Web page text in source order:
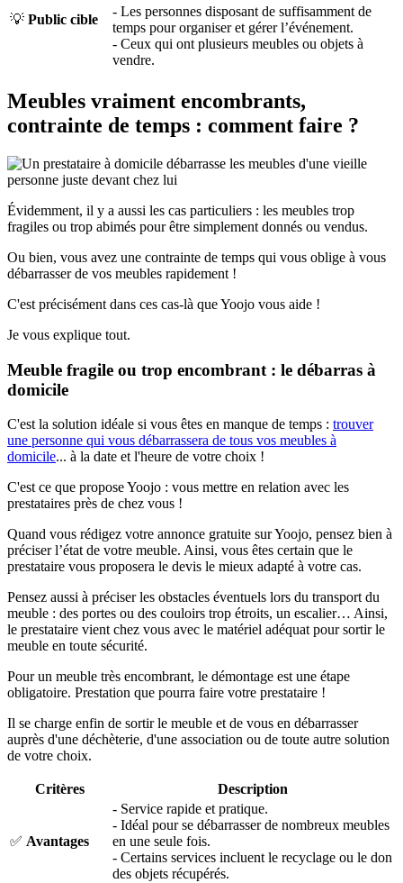
💡 Public cible
- Les personnes disposant de suffisamment de
temps pour organiser et gérer l’événement.
- Ceux qui ont plusieurs meubles ou objets à
vendre.
Meubles vraiment encombrants,
contrainte de temps : comment faire ?
Évidemment, il y a aussi les cas particuliers : les meubles trop
fragiles ou trop abimés pour être simplement donnés ou vendus.
Ou bien, vous avez une contrainte de temps qui vous oblige à vous
débarrasser de vos meubles rapidement !
C'est précisément dans ces cas-là que Yoojo vous aide !
Je vous explique tout.
Meuble fragile ou trop encombrant : le débarras à
domicile
C'est la solution idéale si vous êtes en manque de temps : trouver
une personne qui vous débarrassera de tous vos meubles à
domicile... à la date et l'heure de votre choix !
C'est ce que propose Yoojo : vous mettre en relation avec les
prestataires près de chez vous !
Quand vous rédigez votre annonce gratuite sur Yoojo, pensez bien à
préciser l’état de votre meuble. Ainsi, vous êtes certain que le
prestataire vous proposera le devis le mieux adapté à votre cas.
Pensez aussi à préciser les obstacles éventuels lors du transport du
meuble : des portes ou des couloirs trop étroits, un escalier… Ainsi,
le prestataire vient chez vous avec le matériel adéquat pour sortir le
meuble en toute sécurité.
Pour un meuble très encombrant, le démontage est une étape
obligatoire. Prestation que pourra faire votre prestataire !
Il se charge enfin de sortir le meuble et de vous en débarrasser
auprès d'une déchèterie, d'une association ou de toute autre solution
de votre choix.
Critères Description
✅ Avantages
- Service rapide et pratique.
- Idéal pour se débarrasser de nombreux meubles
en une seule fois.
- Certains services incluent le recyclage ou le don
des objets récupérés.